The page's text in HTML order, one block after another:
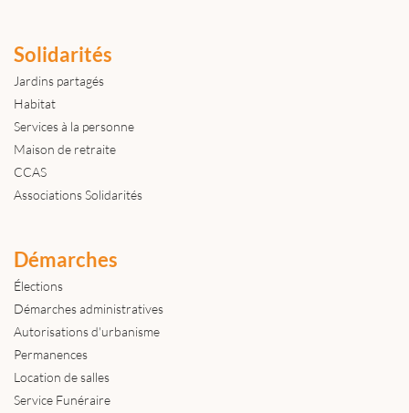
Solidarités
Jardins partagés
Habitat
Services à la personne
Maison de retraite
CCAS
Associations Solidarités
Démarches
Élections
Démarches administratives
Autorisations d'urbanisme
Permanences
Location de salles
Service Funéraire